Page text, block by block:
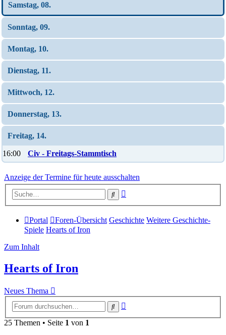
Samstag, 08.
Sonntag, 09.
Montag, 10.
Dienstag, 11.
Mittwoch, 12.
Donnerstag, 13.
Freitag, 14.
16:00 Civ - Freitags-Stammtisch
Anzeige der Termine für heute ausschalten
Suche
Portal Foren-Übersicht Geschichte Weitere Geschichte-
Spiele Hearts of Iron
Zum Inhalt
Hearts of Iron
Neues Thema
Suche
25 Themen • Seite 1 von 1